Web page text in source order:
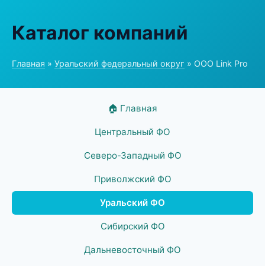
Каталог компаний
Главная » Уральский федеральный округ » ООО Link Pro
🏠 Главная
Центральный ФО
Северо-Западный ФО
Приволжский ФО
Уральский ФО
Сибирский ФО
Дальневосточный ФО